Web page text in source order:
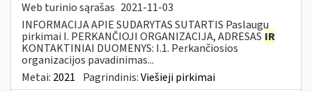
Web turinio sąrašas 2021-11-03
INFORMACIJA APIE SUDARYTAS SUTARTIS Paslaugų
pirkimai I. PERKANČIOJI ORGANIZACIJA, ADRESAS IR
KONTAKTINIAI DUOMENYS: I.1. Perkančiosios
organizacijos pavadinimas...
Metai: 2021 Pagrindinis:Viešieji pirkimai